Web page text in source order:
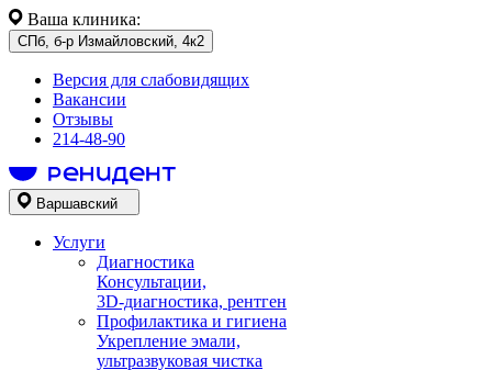
Ваша клиника:
СПб, б-р Измайловский, 4к2
Версия для слабовидящих
Вакансии
Отзывы
214-48-90
Варшавский
Услуги
Диагностика
Консультации,
3D-диагностика, рентген
Профилактика и гигиена
Укрепление эмали,
ультразвуковая чистка